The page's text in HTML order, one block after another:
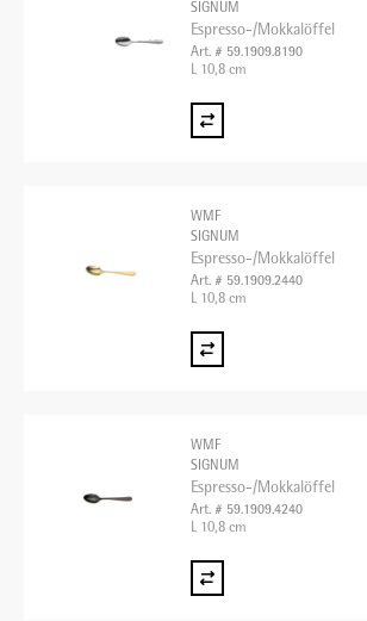
SIGNUM
Espresso-/Mokkalöffel
Art. # 59.1909.8190
L 10,8 cm
WMF
SIGNUM
Espresso-/Mokkalöffel
Art. # 59.1909.2440
L 10,8 cm
WMF
SIGNUM
Espresso-/Mokkalöffel
Art. # 59.1909.4240
L 10,8 cm